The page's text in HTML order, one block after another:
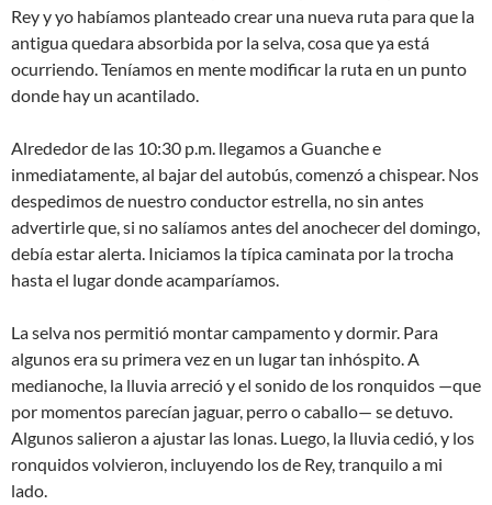
Rey y yo habíamos planteado crear una nueva ruta para que la
antigua quedara absorbida por la selva, cosa que ya está
ocurriendo. Teníamos en mente modificar la ruta en un punto
donde hay un acantilado.
Alrededor de las 10:30 p.m. llegamos a Guanche e
inmediatamente, al bajar del autobús, comenzó a chispear. Nos
despedimos de nuestro conductor estrella, no sin antes
advertirle que, si no salíamos antes del anochecer del domingo,
debía estar alerta. Iniciamos la típica caminata por la trocha
hasta el lugar donde acamparíamos.
La selva nos permitió montar campamento y dormir. Para
algunos era su primera vez en un lugar tan inhóspito. A
medianoche, la lluvia arreció y el sonido de los ronquidos —que
por momentos parecían jaguar, perro o caballo— se detuvo.
Algunos salieron a ajustar las lonas. Luego, la lluvia cedió, y los
ronquidos volvieron, incluyendo los de Rey, tranquilo a mi
lado.